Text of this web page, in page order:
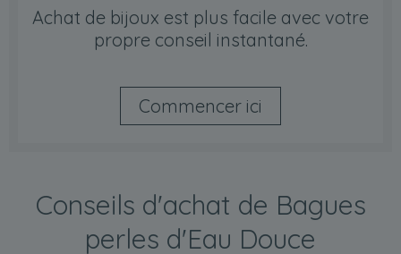
Achat de bijoux est plus facile avec votre
propre conseil instantané.
Commencer ici
Conseils d'achat de Bagues
perles d'Eau Douce